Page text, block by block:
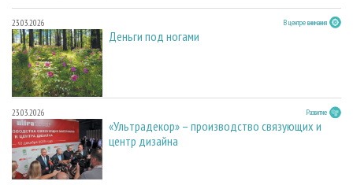
23.03.2026 В центре внимания
Деньги под ногами
23.03.2026 Развитие
«Ультрадекор» – производство связующих и
центр дизайна